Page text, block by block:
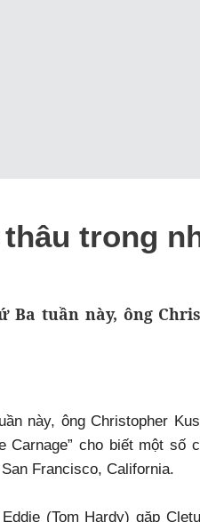
trong
Ba tuần này, ông
này, ông Christopher
Carnage” cho biết một số
Francisco, California.
(Tom Hardy) gặp